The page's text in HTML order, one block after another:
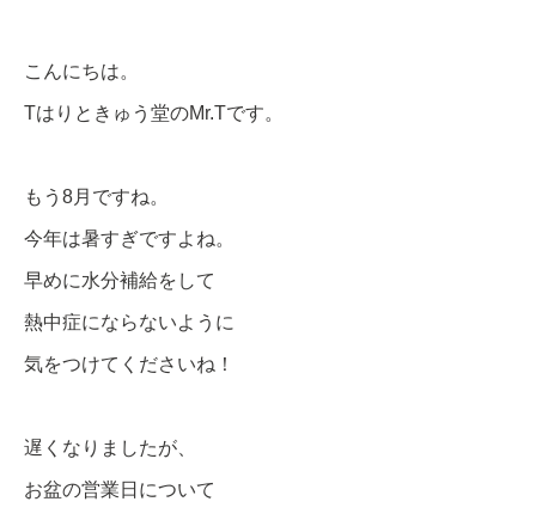
こんにちは。
Tはりときゅう堂のMr.Tです。
もう8月ですね。
今年は暑すぎですよね。
早めに水分補給をして
熱中症にならないように
気をつけてくださいね！
遅くなりましたが、
お盆の営業日について